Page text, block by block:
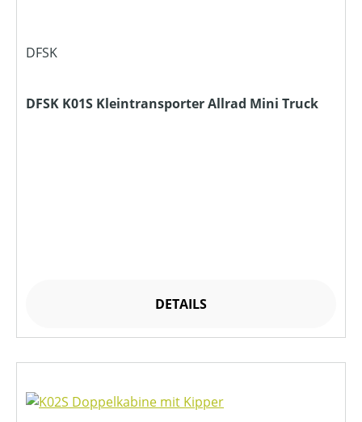
DFSK
DFSK K01S Kleintransporter Allrad Mini Truck
DETAILS